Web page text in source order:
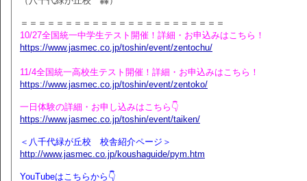
＝＝＝＝＝＝＝＝＝＝＝＝＝＝＝＝＝＝＝＝＝＝＝
10/27全国統一中学生テスト開催！詳細・お申込みはこちら！
https://www.jasmec.co.jp/toshin/event/zentochu/
11/4全国統一高校生テスト開催！詳細・お申込みはこちら！
https://www.jasmec.co.jp/toshin/event/zentoko/
一日体験の詳細・お申し込みはこちら👇
https://www.jasmec.co.jp/toshin/event/taiken/
＜八千代緑が丘校 校舎紹介ページ＞
http://www.jasmec.co.jp/koushaguide/pym.htm
YouTubeはこちらから👇